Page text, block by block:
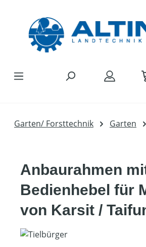
Garten/ Forsttechnik Garten
Anbaurahmen
Bedienhebel für
von Karsit /